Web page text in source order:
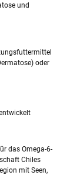
und
oder
das Omega-6-
Chiles
mit Seen,